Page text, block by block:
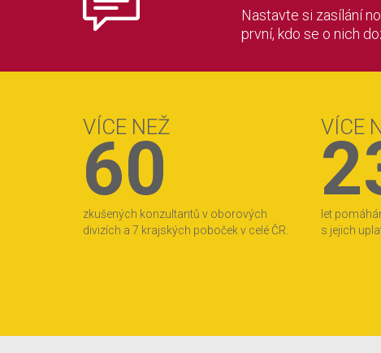
Nastavte si zasílání
první, kdo se o nich
VÍCE NEŽ
60
zkušených konzultantů v oborových
divizích a 7 krajských poboček v celé ČR.
VÍCE
let
s jejich